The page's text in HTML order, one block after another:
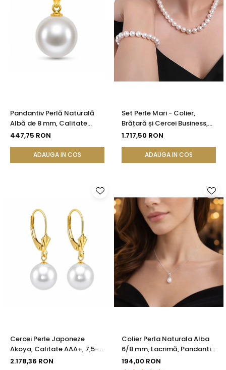
Pandantiv Perlă Naturală
Albă de 8 mm, Calitate
AAA+ și Aur 14K (aur 585) |
447,75 RON
ADAUGA IN COS
Set Perle Mari - Colier,
Brățară și Cercei Business,
Argint 925, Perle Naturale
KASKADDA®
1.717,50 RON
ADAUGA IN COS
Cercei Perle Japoneze
Akoya, Calitate AAA+, 7,5-8
mm și Aur Galben 14K |
2.178,36 RON
Colier Perla Naturala Alba
6/8 mm, Lacrimă, Pandantiv
Argint 925 | KASKADDA®
194,00 RON